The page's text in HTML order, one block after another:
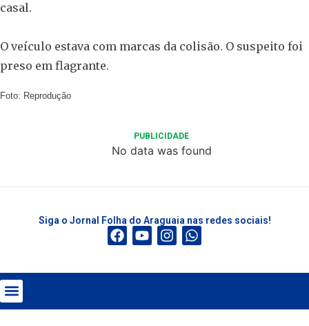
casal.
O veículo estava com marcas da colisão. O suspeito foi
preso em flagrante.
Foto: Reprodução
PUBLICIDADE
No data was found
Siga o Jornal Folha do Araguaia nas redes sociais!